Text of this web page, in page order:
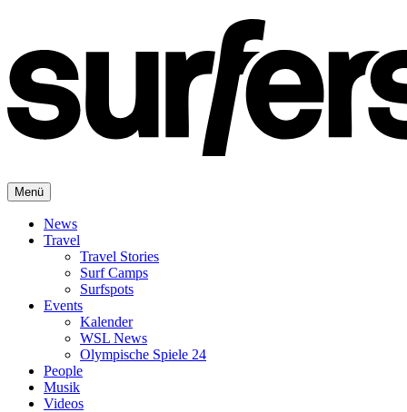
Menü
News
Travel
Travel Stories
Surf Camps
Surfspots
Events
Kalender
WSL News
Olympische Spiele 24
People
Musik
Videos